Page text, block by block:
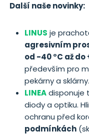
Další naše novinky:
LINUS je
agresivním
od -40 °C až do
především pro
pekárny a sklárny.
LINEAdisponuje
diody a optiku.
ochranu před
podmínkách